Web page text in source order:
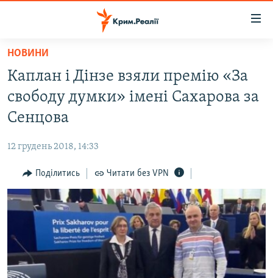
Перейти
основного
матеріалу
Перейти
до
основної
навігації
Перейти
до
пошуку
ВОДА.КРИМ
ВІДЕО ТА ФОТО
БЛОГИ
ПОГЛЯД
ІНТЕРВ'Ю
ВСЕ ЗА ДЕНЬ
СПЕЦПРОЕКТИ
ДЕПОРТАЦІЯ
ЯК ОБІЙТИ БЛОКУВАННЯ
НОВИНИ
Каплан і Дінзе взяли премію «За
свободу думки» імені Сахарова за
Сенцова
12 грудень 2018, 14:33
Поділитись Читати без VPN